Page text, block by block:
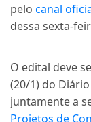
pelo canal
dessa sexta-
O edital deve
(20/1) do
juntamente a
Projetos de